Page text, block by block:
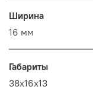
Ширина
16 мм
Габариты
38x16x13